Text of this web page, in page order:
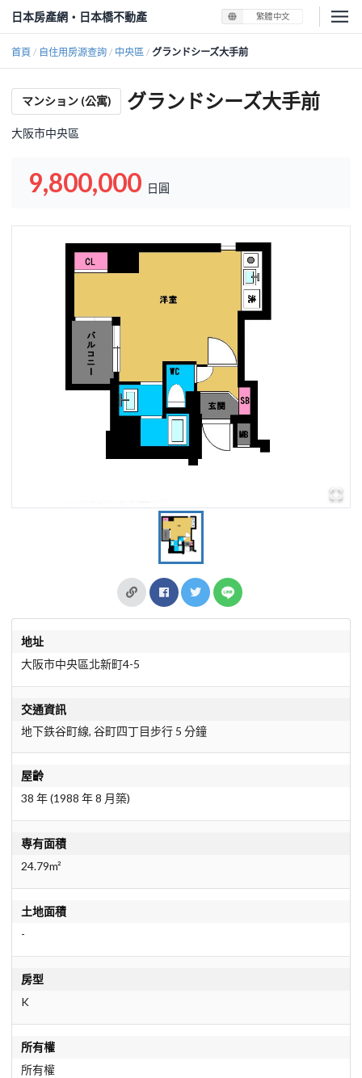
日本房產網・日本橋不動產 繁體中文
首頁 / 自住用房源查詢 / 中央區 / グランドシーズ大手前
マンション (公寓) グランドシーズ大手前
大阪市中央區
9,800,000 日圓
地址
大阪市中央區北新町4-5
交通資訊
地下鉄谷町線, 谷町四丁目步行 5 分鐘
屋齡
38 年 (1988 年 8 月築)
専有面積
24.79m²
土地面積
-
房型
K
所有權
所有權